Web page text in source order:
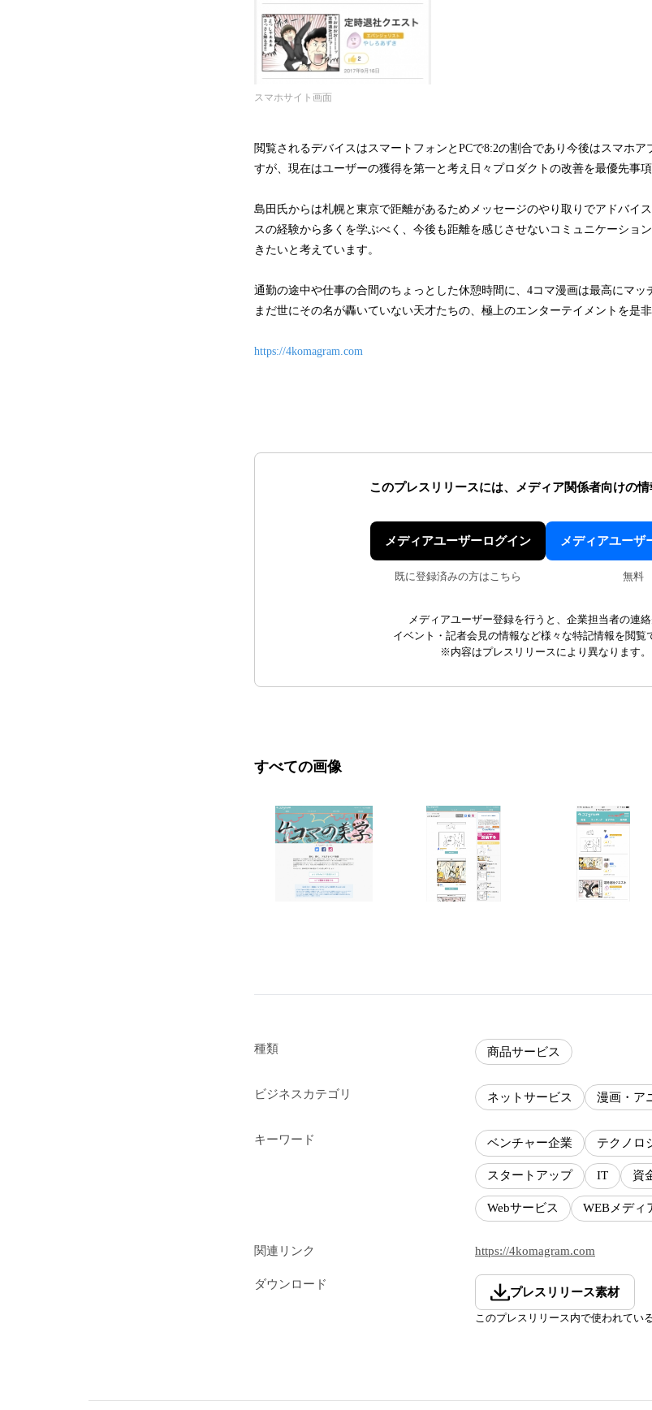
スマホサイト画面
閲覧されるデバイスはスマートフォンとPCで8:2の割合であり今後はスマホ
すが、現在はユーザーの獲得を第一と考え日々プロダクトの改善を最優先事項
島田氏からは札幌と東京で距離があるためメッセージのやり取りでアドバイ
スの経験から多くを学ぶべく、今後も距離を感じさせないコミュニケーショ
きたいと考えています。
通勤の途中や仕事の合間のちょっとした休憩時間に、4コマ漫画は最高にマッ
まだ世にその名が轟いていない天才たちの、極上のエンターテイメントを是非
https://4komagram.com
このプレスリリースには、 メディア関係者向けの
メディアユーザーログイン
既に登録済みの方はこちら
メディアユーザ
無料
メディアユーザー登録を行うと、企業担当者の連絡
イベント・記者会見の情報など様々な特記情報を閲覧
※内容はプレスリリースにより異なります。
すべての画像
種類 商品サービス
ビジネスカテゴリ ネットサービス 漫画・ア
キーワード ベンチャー企業 テクノロ
スタートアップ IT 資
Webサービス WEBメディ
関連リンク https://4komagram.com
ダウンロード
プレスリリース素材
このプレスリリース内で使われてい